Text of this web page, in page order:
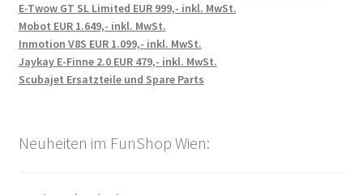
E-Twow GT SL Limited EUR 999,- inkl. MwSt.
Mobot EUR 1.649,- inkl. MwSt.
Inmotion V8S EUR 1.099,- inkl. MwSt.
Jaykay E-Finne 2.0 EUR 479,- inkl. MwSt.
Scubajet Ersatzteile und Spare Parts
Neuheiten im FunShop Wien: